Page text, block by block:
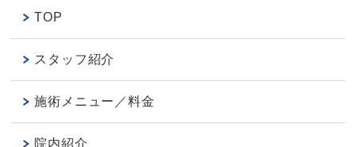
TOP
スタッフ紹介
施術メニュー／料金
院内紹介